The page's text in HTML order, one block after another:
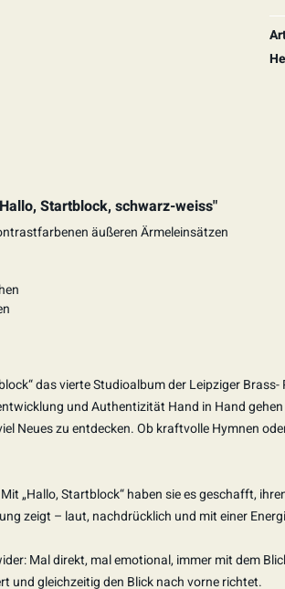
Startblock, schwarz-weiss"
äußeren Ärmeleinsätzen
das vierte Studioalbum der Leipziger
und Authentizität Hand in Hand
Neues zu entdecken. Ob kraftvolle Hymnen
„Hallo, Startblock“ haben sie es geschafft,
zeigt – laut, nachdrücklich und mit einer
Mal direkt, mal emotional, immer mit dem
und gleichzeitig den Blick nach vorne richtet.